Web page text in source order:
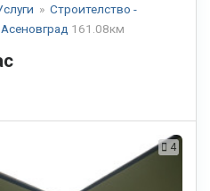
» Строителство -
Асеновград 161.08км
4